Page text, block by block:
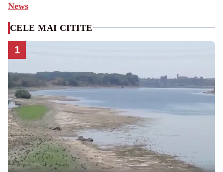
News
CELE MAI CITITE
1